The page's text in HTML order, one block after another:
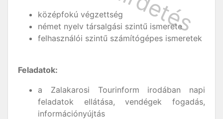
középfokú végzettség
német nyelv társalgási szintű ismerete
felhasználói szintű számítógépes ismeretek
Feladatok:
a Zalakarosi Tourinform irodában napi
feladatok ellátása, vendégek fogadás,
információnyújtás